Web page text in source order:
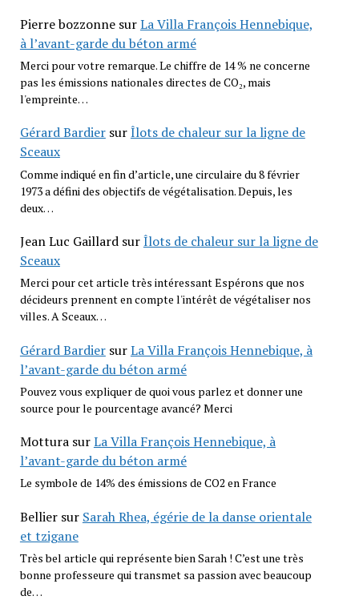
Pierre bozzonnesurLa Villa François Hennebique,
à l’avant-garde du béton armé
Merci pour votre remarque. Le chiffre de 14 % ne concerne
pas les émissions nationales directes de CO₂, mais
l'empreinte…
Gérard BardiersurÎlots de chaleur sur la ligne de
Sceaux
Comme indiqué en fin d’article, une circulaire du 8 février
1973 a défini des objectifs de végétalisation. Depuis, les
deux…
Jean Luc GaillardsurÎlots de chaleur sur la ligne de
Sceaux
Merci pour cet article très intéressant Espérons que nos
décideurs prennent en compte l'intérêt de végétaliser nos
villes. A Sceaux…
Gérard BardiersurLa Villa François Hennebique, à
l’avant-garde du béton armé
Pouvez vous expliquer de quoi vous parlez et donner une
source pour le pourcentage avancé? Merci
MotturasurLa Villa François Hennebique, à
l’avant-garde du béton armé
Le symbole de 14% des émissions de CO2 en France
Belliersur Sarah Rhea, égérie de la danse orientale
et tzigane
Très bel article qui représente bien Sarah ! C’est une très
bonne professeure qui transmet sa passion avec beaucoup
de…